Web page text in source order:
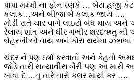
પાપા મમ્મી ના ફોન રણકે … બેટા હજી
કલાક…અને બીજા બે કલાક જાય ….
મોડી રાતે ચાર વાગે લાઇટો બંધ થાય
રેલાય શાંત અને ધીર ગંભીર શરદઋતુ ની
લેહરખીઓ વાય અને કોરા થયેલા
ચંદ્ર ને પણ ઇર્ષા કરવાતો અને કેહતો
જોડે તારી સત્યાવીસ બૈરી પણ આ
ખાવા દે …તુ તારે તારો કલર માર્યા કર ….